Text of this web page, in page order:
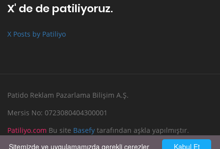
X' de de patiliyoruz.
X Posts by Patiliyo
Patido Reklam Pazarlama Bilişim A.Ş.
Mersis No: 0723080404300001
Patiliyo.com Bu site Basefy tarafından aşkla yapılmıştır.
Kabul Et
Sitemizde ve uygulamamızda gerekli çerezler